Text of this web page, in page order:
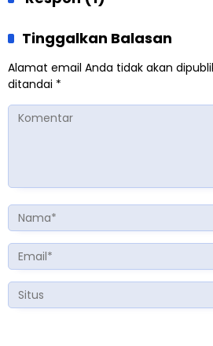
Ahmadiyah
Tinggalkan Balasan
Alamat email Anda tidak akan
ditandai *